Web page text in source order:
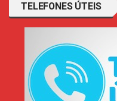
TELEFONES ÚTEIS